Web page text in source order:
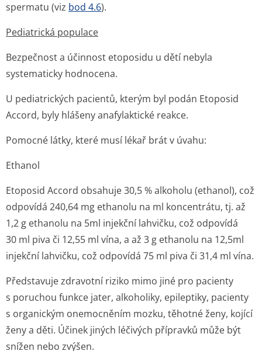
spermatu (viz bod 4.6).
Pediatrická populace
Bezpečnost a účinnost etoposidu u dětí nebyla
systematicky hodnocena.
U pediatrických pacientů, kterým byl podán Etoposid
Accord, byly hlášeny anafylaktické reakce.
Pomocné látky, které musí lékař brát v úvahu:
Ethanol
Etoposid Accord obsahuje 30,5 % alkoholu (ethanol), což
odpovídá 240,64 mg ethanolu na ml koncentrátu, tj. až
1,2 g ethanolu na 5ml injekční lahvičku, což odpovídá
30 ml piva či 12,55 ml vína, a až 3 g ethanolu na 12,5ml
injekční lahvičku, což odpovídá 75 ml piva či 31,4 ml vína.
Představuje zdravotní riziko mimo jiné pro pacienty
s poruchou funkce jater, alkoholiky, epileptiky, pacienty
s organickým onemocněním mozku, těhotné ženy, kojící
ženy a děti. Účinek jiných léčivých přípravků může být
snížen nebo zvýšen.